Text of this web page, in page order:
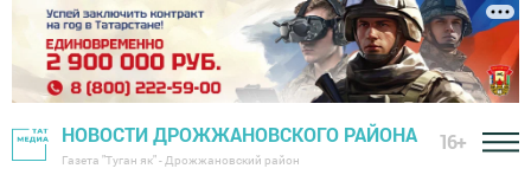
НОВОСТИ ДРОЖЖАНОВСКОГО РАЙОНА
Газета "Туган як" - Дрожжановский район
16+